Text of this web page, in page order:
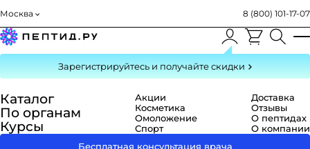
Москва 8 (800) 101-17-07
Зарегистрируйтесь и получайте скидки
Каталог
По органам
Курсы
Акции
Косметика
Омоложение
Спорт
Доставка
Отзывы
О пептидах
О компании
Бесплатная консультация врача